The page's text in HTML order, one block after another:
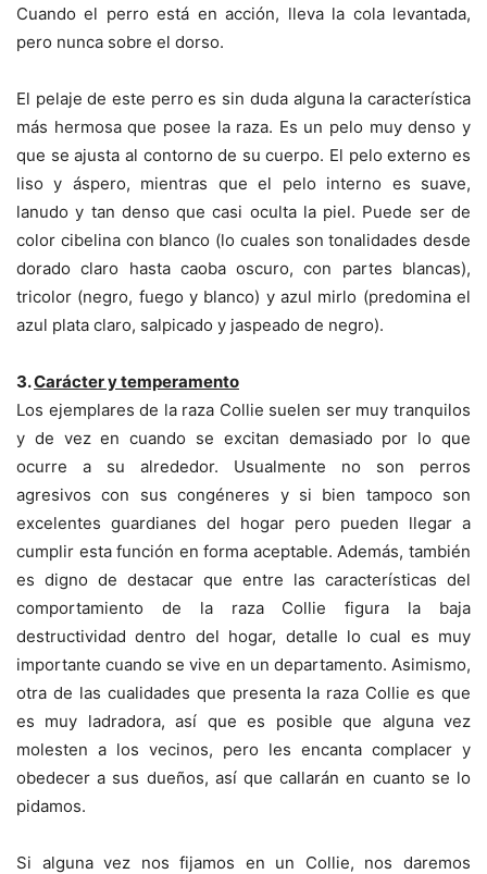
Cuando el perro está en acción, lleva la cola levantada,
pero nunca sobre el dorso.
El pelaje de este perro es sin duda alguna la característica
más hermosa que posee la raza. Es un pelo muy denso y
que se ajusta al contorno de su cuerpo. El pelo externo es
liso y áspero, mientras que el pelo interno es suave,
lanudo y tan denso que casi oculta la piel. Puede ser de
color cibelina con blanco (lo cuales son tonalidades desde
dorado claro hasta caoba oscuro, con partes blancas),
tricolor (negro, fuego y blanco) y azul mirlo (predomina el
azul plata claro, salpicado y jaspeado de negro).
3.Carácter y temperamento
Los ejemplares de la raza Collie suelen ser muy tranquilos
y de vez en cuando se excitan demasiado por lo que
ocurre a su alrededor. Usualmente no son perros
agresivos con sus congéneres y si bien tampoco son
excelentes guardianes del hogar pero pueden llegar a
cumplir esta función en forma aceptable. Además, también
es digno de destacar que entre las características del
comportamiento de la raza Collie figura la baja
destructividad dentro del hogar, detalle lo cual es muy
importante cuando se vive en un departamento. Asimismo,
otra de las cualidades que presenta la raza Collie es que
es muy ladradora, así que es posible que alguna vez
molesten a los vecinos, pero les encanta complacer y
obedecer a sus dueños, así que callarán en cuanto se lo
pidamos.
Si alguna vez nos fijamos en un Collie, nos daremos